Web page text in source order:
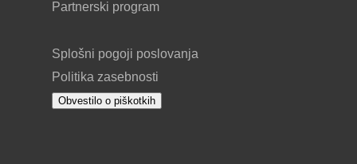
Partnerski program
Splošni pogoji poslovanja
Politika zasebnosti
Obvestilo o piškotkih